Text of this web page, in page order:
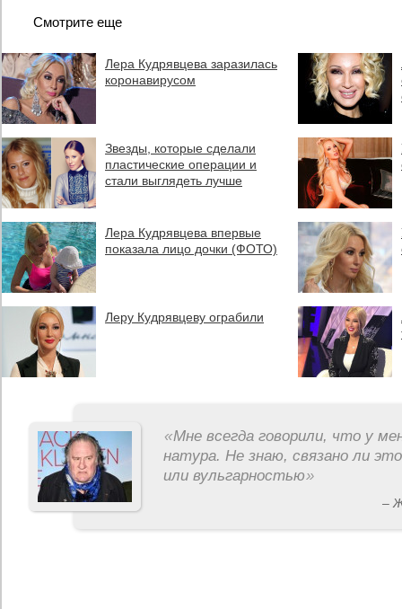
Смотрите еще
Лера Кудрявцева заразилась
коронавирусом
Звезды, которые сделали
пластические операции и
стали выглядеть лучше
Лера Кудрявцева впервые
показала лицо дочки (ФОТО)
Леру Кудрявцеву ограбили
«Мне всегда говорили, что у
натура. Не знаю, связано ли
или вульгарностью»
–